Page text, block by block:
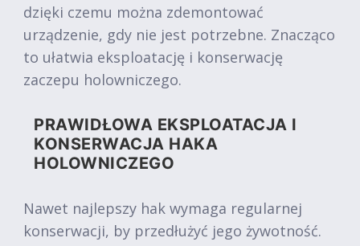
dzięki czemu można zdemontować
urządzenie, gdy nie jest potrzebne. Znacząco
to ułatwia eksploatację i konserwację
zaczepu holowniczego.
PRAWIDŁOWA EKSPLOATACJA I
KONSERWACJA HAKA
HOLOWNICZEGO
Nawet najlepszy hak wymaga regularnej
konserwacji, by przedłużyć jego żywotność.